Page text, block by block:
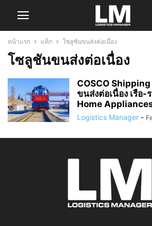
หน้าแรก แท็ก โซลูชันขนส่งต่อเนื่อง
โซลูชันขนส่งต่อเนื่อง
COSCO
ขนส่งต่อเนื่อง เรือ
Home
Logistics Manager -